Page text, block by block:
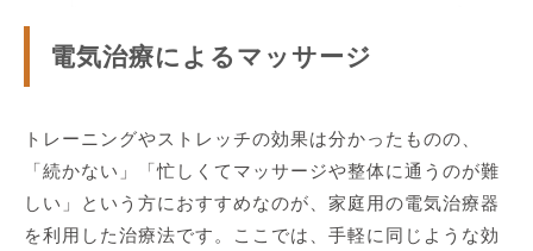
電気治療によるマッサージ
トレーニングやストレッチの効果は分かったものの、
「続かない」「忙しくてマッサージや整体に通うのが難
しい」という方におすすめなのが、家庭用の電気治療器
を利用した治療法です。ここでは、手軽に同じような効